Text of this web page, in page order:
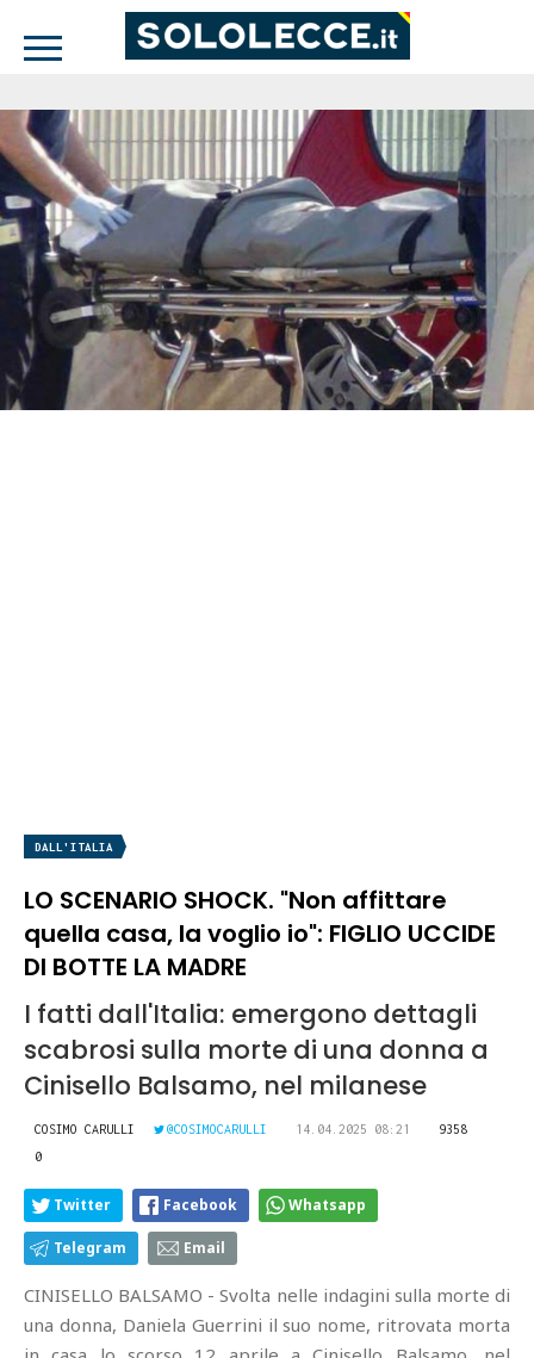
DALL'ITALIA
LO SCENARIO SHOCK. "Non affittare
quella casa, la voglio io": FIGLIO UCCIDE
DI BOTTE LA MADRE
I fatti dall'Italia: emergono dettagli
scabrosi sulla morte di una donna a
Cinisello Balsamo, nel milanese
COSIMO CARULLI @COSIMOCARULLI 14.04.2025 08:21
9358
0
Twitter Facebook Whatsapp
Telegram Email
CINISELLO BALSAMO - Svolta nelle indagini sulla morte di
una donna, Daniela Guerrini il suo nome, ritrovata morta